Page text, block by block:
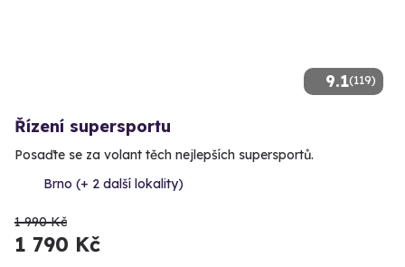
9.1(119)
Řízení supersportu
Posaďte se za volant těch nejlepších supersportů.
Brno (+ 2 další lokality)
1 990 Kč
1 790 Kč